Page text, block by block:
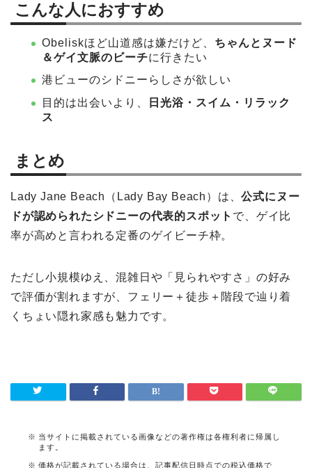
こんな人におすすめ
Obeliskほど山道感は嫌だけど、 ちゃんとヌード
＆ゲイ文脈のビーチに行きたい
港ビューのシドニーらしさが欲しい
目的は出会いより、
日光浴・スイム・リラック
ス
まとめ
Lady Jane Beach（Lady Bay Beach）は、公式にヌー
ドが認められたシドニーの代表的スポット で、ゲイ比
率が高めと言われる定番のゲイビーチ枠。
ただし小規模ゆえ、混雑日や「見られやすさ」の好み
で評価が割れますが、フェリー＋徒歩＋階段で辿り着
くちょい隠れ家感も魅力です。
当サイトに掲載されている画像などの著作権は各権利者に帰属し
ます。
価格が記載されている場合は、記事配信日時点での税込価格で